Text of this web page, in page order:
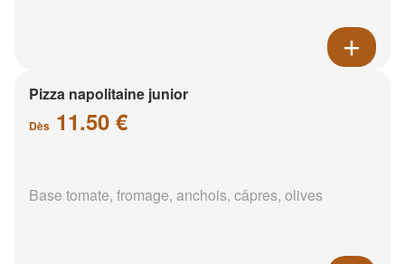
Pizza napolitaine junior
Dès 11.50 €
Base tomate, fromage, anchois, câpres, olives